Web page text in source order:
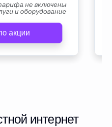
не включены
и оборудование
акции
интернет